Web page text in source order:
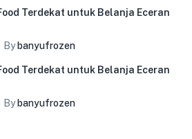
Terdekat untuk Belanja Eceran
By banyufrozen
Terdekat untuk Belanja Eceran
By banyufrozen